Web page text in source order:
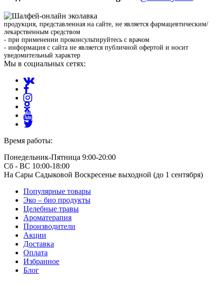
продукция, представленная на сайте, не является фармацевтическим/
лекарственным средством
- при применении проконсультируйтесь с врачом
- информация с сайта не является публичной офертой и носит
уведомительный характер
Мы в социальных сетях:
Время работы:
Понедельник-Пятница 9:00-20:00
Сб - ВС 10:00-18:00
На Сары Садыковой Воскресенье выходной (до 1 сентября)
Популярные товары
Эко – био продукты
Целебные травы
Ароматерапия
Производители
Акции
Доставка
Оплата
Избранное
Блог